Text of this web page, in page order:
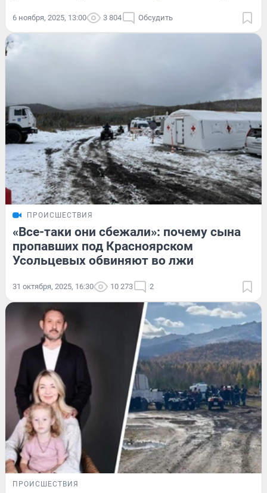
6 ноября, 2025, 13:00 3 804 Обсудить
ПРОИСШЕСТВИЯ
«Все-таки они сбежали»: почему сына
пропавших под Красноярском
Усольцевых обвиняют во лжи
31 октября, 2025, 16:30 10 273 2
ПРОИСШЕСТВИЯ